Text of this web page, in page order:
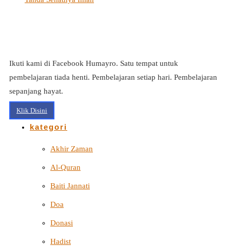
Ikuti kami di Facebook Humayro. Satu tempat untuk
pembelajaran tiada henti. Pembelajaran setiap hari. Pembelajaran
sepanjang hayat.
Klik Disini
kategori
Akhir Zaman
Al-Quran
Baiti Jannati
Doa
Donasi
Hadist